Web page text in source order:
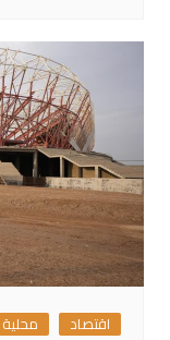
اقتصاد محلية